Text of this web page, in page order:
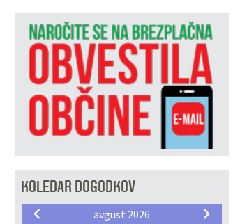
KOLEDAR DOGODKOV
avgust 2026